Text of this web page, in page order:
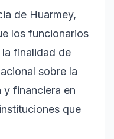
de Huarmey,
los funcionarios
finalidad de
sobre la
financiera en
que